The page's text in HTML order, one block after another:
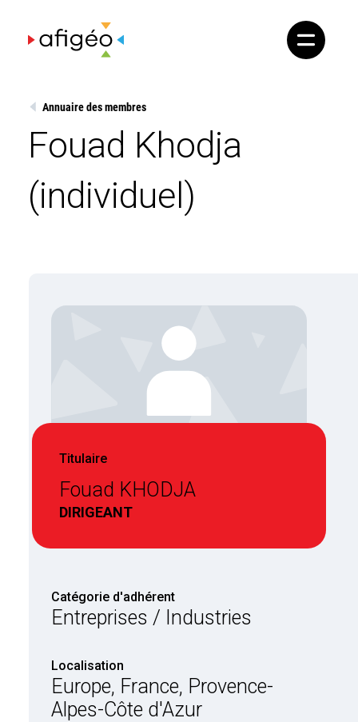
content
Annuaire des membres
Fouad Khodja
(individuel)
Titulaire
Fouad KHODJA
DIRIGEANT
Catégorie d'adhérent
Entreprises / Industries
Localisation
Europe, France, Provence-
Alpes-Côte d'Azur